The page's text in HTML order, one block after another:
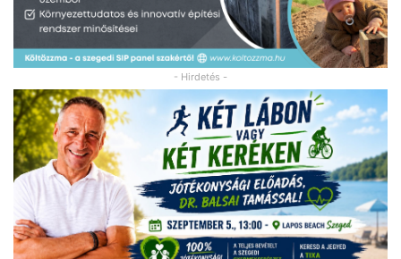
- Hirdetés -